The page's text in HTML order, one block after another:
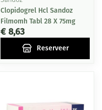
Clopidogrel Hcl Sandoz
Filmomh Tabl 28 X 75mg
€ 8,63
Reserveer